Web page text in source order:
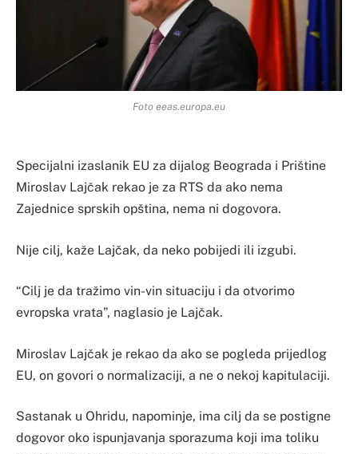
Foto eeas.europa.eu
Specijalni izaslanik EU za dijalog Beograda i Prištine
Miroslav Lajčak rekao je za RTS da ako nema
Zajednice sprskih opština, nema ni dogovora.
Nije cilj, kaže Lajčak, da neko pobijedi ili izgubi.
“Cilj je da tražimo vin-vin situaciju i da otvorimo
evropska vrata”, naglasio je Lajčak.
Miroslav Lajčak je rekao da ako se pogleda prijedlog
EU, on govori o normalizaciji, a ne o nekoj kapitulaciji.
Sastanak u Ohridu, napominje, ima cilj da se postigne
dogovor oko ispunjavanja sporazuma koji ima toliku